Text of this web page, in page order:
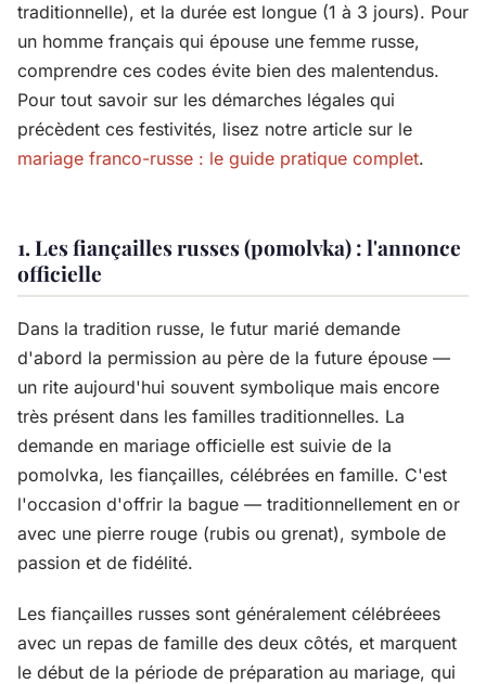
traditionnelle), et la durée est longue (1 à 3 jours). Pour
un homme français qui épouse une femme russe,
comprendre ces codes évite bien des malentendus.
Pour tout savoir sur les démarches légales qui
précèdent ces festivités, lisez notre article sur le
mariage franco-russe : le guide pratique complet.
1. Les fiançailles russes (pomolvka) : l'annonce
officielle
Dans la tradition russe, le futur marié demande
d'abord la permission au père de la future épouse —
un rite aujourd'hui souvent symbolique mais encore
très présent dans les familles traditionnelles. La
demande en mariage officielle est suivie de la
pomolvka, les fiançailles, célébrées en famille. C'est
l'occasion d'offrir la bague — traditionnellement en or
avec une pierre rouge (rubis ou grenat), symbole de
passion et de fidélité.
Les fiançailles russes sont généralement célébréees
avec un repas de famille des deux côtés, et marquent
le début de la période de préparation au mariage, qui